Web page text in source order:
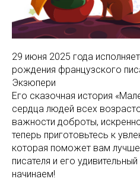
29 июня 2025 года
рождения французского
Экзюпери
Его сказочная история
сердца людей всех
важности доброты,
теперь приготовьтесь к
которая поможет вам лучше
писателя и его
начинаем!